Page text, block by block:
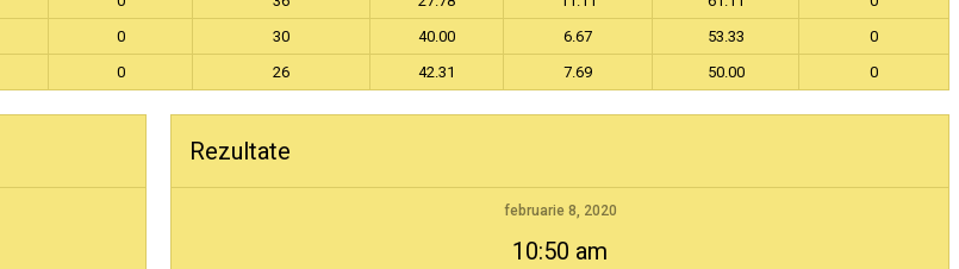
0 30 40.00 6.67 53.33
0
0 26 42.31 7.69 50.00 0
Rezultate
februarie 8, 2020
10:50 am